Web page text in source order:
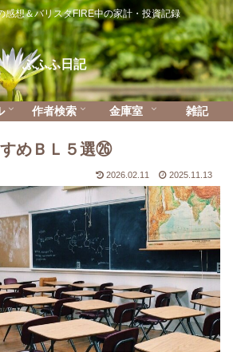
感想＆バリスタFIRE中の家計・投資記録
ふふふ日記
作者検索 金庫室 雑記
めＢＬ５選㉖
2026.02.11 2025.11.13